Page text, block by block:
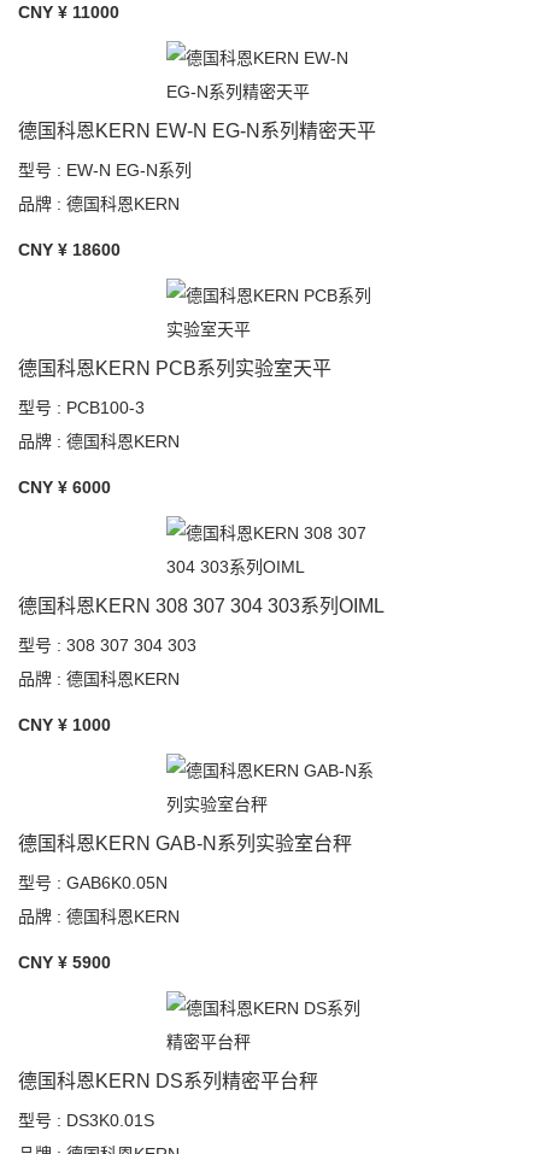
CNY ¥ 11000
德国科恩KERN EW-N EG-N系列精密天平
型号 : EW-N EG-N系列
品牌 : 德国科恩KERN
CNY ¥ 18600
德国科恩KERN PCB系列实验室天平
型号 : PCB100-3
品牌 : 德国科恩KERN
CNY ¥ 6000
德国科恩KERN 308 307 304 303系列OIML
型号 : 308 307 304 303
品牌 : 德国科恩KERN
CNY ¥ 1000
德国科恩KERN GAB-N系列实验室台秤
型号 : GAB6K0.05N
品牌 : 德国科恩KERN
CNY ¥ 5900
德国科恩KERN DS系列精密平台秤
型号 : DS3K0.01S